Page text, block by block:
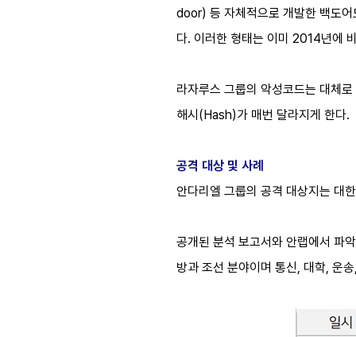
door) 등 자체적으로 개발한 백도
다. 이러한 형태는 이미 2014년에
라자루스 그룹의 악성코드는 대체
해시(Hash)가 매번 달라지게 한다.
공격 대상 및 사례
안다리엘 그룹의 공격 대상지는 대
공개된 분석 보고서와 안랩에서 파
방과 조선 분야이며 통신, 대학, 운